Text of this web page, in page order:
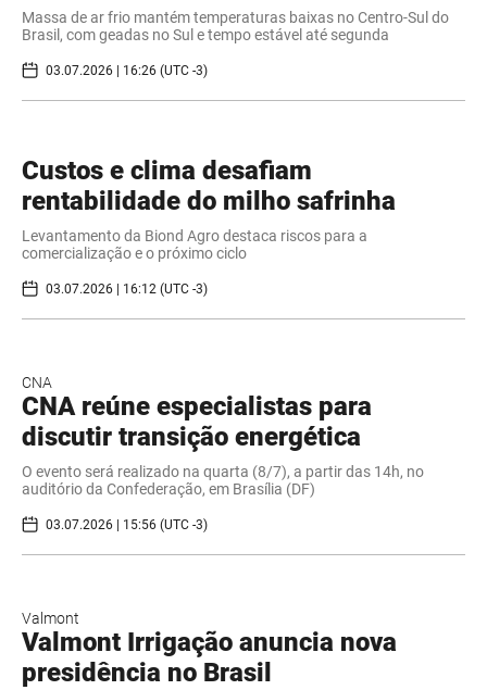
Massa de ar frio mantém temperaturas baixas no Centro-Sul do
Brasil, com geadas no Sul e tempo estável até segunda
03.07.2026 | 16:26 (UTC -3)
Custos e clima desafiam
rentabilidade do milho safrinha
Levantamento da Biond Agro destaca riscos para a
comercialização e o próximo ciclo
03.07.2026 | 16:12 (UTC -3)
CNA
CNA reúne especialistas para
discutir transição energética
O evento será realizado na quarta (8/7), a partir das 14h, no
auditório da Confederação, em Brasília (DF)
03.07.2026 | 15:56 (UTC -3)
Valmont
Valmont Irrigação anuncia nova
presidência no Brasil